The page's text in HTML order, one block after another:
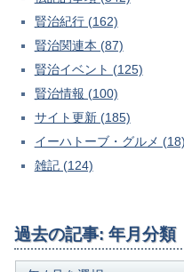
賢治紀行 (162)
賢治関連本 (87)
賢治イベント (125)
賢治情報 (100)
サイト更新 (185)
イーハトーブ・グルメ (18)
雑記 (124)
過去の記事: 年月分類